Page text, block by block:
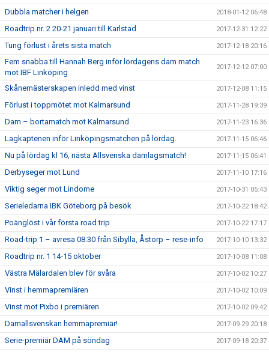
Dubbla matcher i helgen 2018-01-12 06:48
Roadtrip nr. 2 20-21 januari till Karlstad 2017-12-31 12:22
Tung förlust i årets sista match 2017-12-18 20:16
Fem snabba till Hannah Berg inför lördagens dam match
mot IBF Linköping
2017-12-12 07:00
Skånemästerskapen inledd med vinst 2017-12-08 11:15
Förlust i toppmötet mot Kalmarsund 2017-11-28 19:39
Dam – bortamatch mot Kalmarsund 2017-11-23 16:36
Lagkaptenen inför Linköpingsmatchen på lördag. 2017-11-15 06:46
Nu på lördag kl 16, nästa Allsvenska damlagsmatch! 2017-11-15 06:41
Derbyseger mot Lund 2017-11-10 17:16
Viktig seger mot Lindome 2017-10-31 05:43
Serieledarna IBK Göteborg på besök 2017-10-22 18:42
Poänglöst i vår första road trip 2017-10-22 17:17
Road-trip 1 – avresa 08.30 från Sibylla, Åstorp – rese-info 2017-10-10 13:32
Roadtrip nr. 1 14-15 oktober 2017-10-08 11:08
Västra Mälardalen blev för svåra 2017-10-02 10:27
Vinst i hemmapremiären 2017-10-02 10:09
Vinst mot Pixbo i premiären 2017-10-02 09:42
Damallsvenskan hemmapremiär! 2017-09-29 20:18
Serie-premiär DAM på söndag 2017-09-18 20:37